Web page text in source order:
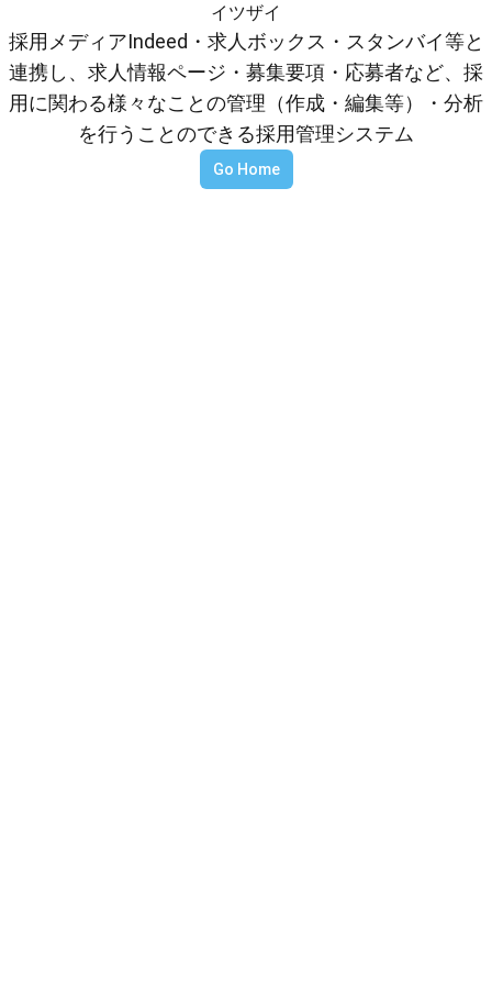
イツザイ
採用メディアIndeed・求人ボックス・スタンバイ等と
連携し、求人情報ページ・募集要項・応募者など、採
用に関わる様々なことの管理（作成・編集等）・分析
を行うことのできる採用管理システム
Go Home